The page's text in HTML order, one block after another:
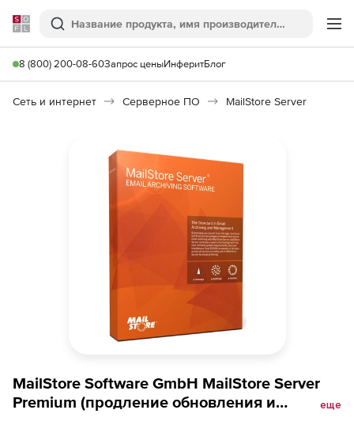
Softline
Поиск
8 (800) 200-08-60Запрос ценыИнферитБлог
Сеть и интернет Серверное ПО MailStore Server
MailStore Software GmbH MailStore Server
Premium (продление обновления и
еще